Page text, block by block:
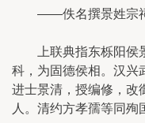
——佚名撰景姓宗
上联典指东栎阳侯景
科，为固德侯相。汉兴
进士景清，授编修，改
人。清约方孝孺等同殉